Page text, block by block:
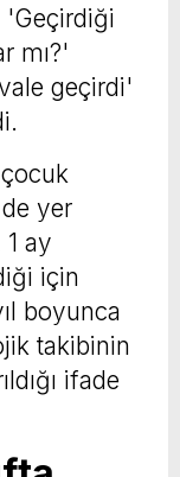
'Geçirdiği
mı?'
geçirdi'
yer
ay
için
boyunca
takibinin
ifade